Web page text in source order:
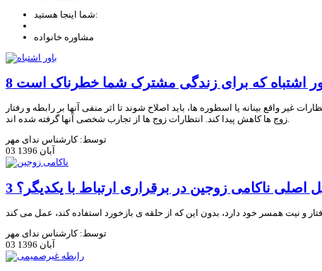
شما اینجا هستید:
مشاوره خانواده
اشتباه که برای زندگی مشترک شما خطرناک است
غیر واقع بینانه یا اسطوره ها، باید اصلاح شوند تا اثر منفی آنها بر رابطه و رفتار
زوج ها کاهش پیدا کند. انتظارات زوج ها از تجارب شخصی آنها گرفته شده اند.
توسط: کارشناس ندای مهر
03 آبان 1396
اصلی ناکامی زوجین در برقراری ارتباط با یکدیگر؟
توسط: کارشناس ندای مهر
03 آبان 1396